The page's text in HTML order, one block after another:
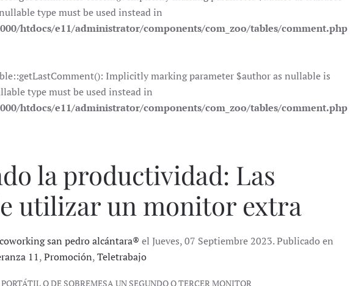
type must be used instead in
htdocs/e11/administrator/components/com_zoo/tables/comment.php
Implicitly marking parameter $author as nullable is
type must be used instead in
htdocs/e11/administrator/components/com_zoo/tables/comment.php
la productividad: Las
utilizar un monitor extra
san pedro alcántara® el Jueves, 07 Septiembre 2023. Publicado en
11,Promoción,Teletrabajo
O DE SOBREMESA UN SEGUNDO O TERCER MONITOR